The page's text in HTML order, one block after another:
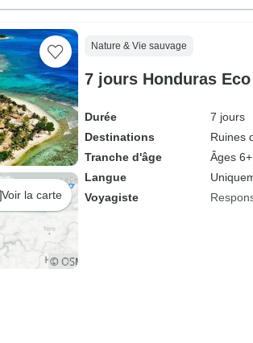
Voir la carte
Nature & Vie sauvage
7 jours Honduras
Durée
7 jours
Destinations
Ruines
Tranche d'âge
Âges 6+
Langue
Voyagiste